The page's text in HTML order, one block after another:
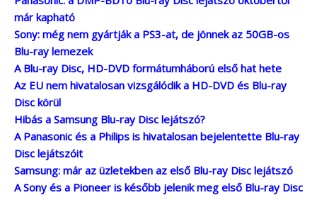
már kapható
Sony: még nem gyártják a PS3-at, de jönnek az 50GB-os
Blu-ray lemezek
A Blu-ray Disc, HD-DVD formátumháború első hat hete
Az EU nem hivatalosan vizsgálódik a HD-DVD és Blu-ray
Disc körül
Hibás a Samsung Blu-ray Disc lejátszó?
A Panasonic és a Philips is hivatalosan bejelentette Blu-ray
Disc lejátszóit
Samsung: már az üzletekben az első Blu-ray Disc lejátszó
A Sony és a Pioneer is később jelenik meg első Blu-ray Disc